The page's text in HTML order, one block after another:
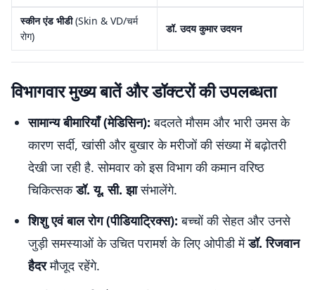
स्कीन एंड भीडी(Skin & VD/चर्म
रोग)
डॉ. उदय कुमार उदयन
विभागवार मुख्य बातें और डॉक्टरों की उपलब्धता
सामान्य बीमारियाँ (मेडिसिन): बदलते मौसम और भारी उमस के
कारण सर्दी, खांसी और बुखार के मरीजों की संख्या में बढ़ोतरी
देखी जा रही है. सोमवार को इस विभाग की कमान वरिष्ठ
चिकित्सकडॉ. यू. सी. झासंभालेंगे.
शिशु एवं बाल रोग (पीडियाट्रिक्स): बच्चों की सेहत और उनसे
जुड़ी समस्याओं के उचित परामर्श के लिए ओपीडी मेंडॉ. रिजवान
हैदरमौजूद रहेंगे.